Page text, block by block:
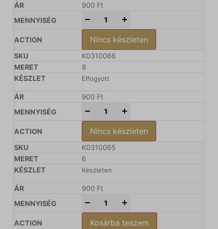
900 Ft
Nincs készleten
K0310066
8
Elfogyott
900 Ft
Nincs készleten
K0310065
6
Készleten
900 Ft
Kosárba teszem